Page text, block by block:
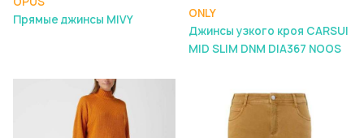
Прямые джинсы MIVY
ONLY
Джинсы узкого кроя CARSUI
MID SLIM DNM DIA367 NOOS